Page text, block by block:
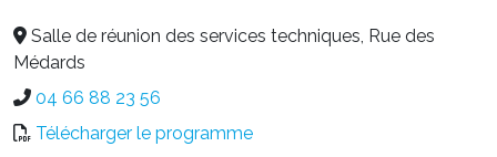
Salle de réunion des services techniques, Rue des
Médards
04 66 88 23 56
Télécharger le programme